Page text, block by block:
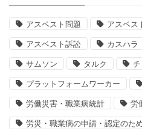
アスベスト問題 アスベス
アスベスト訴訟 カスハラ
サムソン タルク
プラットフォームワーカー
労働災害・職業病統計 労
労災・職業病の申請・認定のた